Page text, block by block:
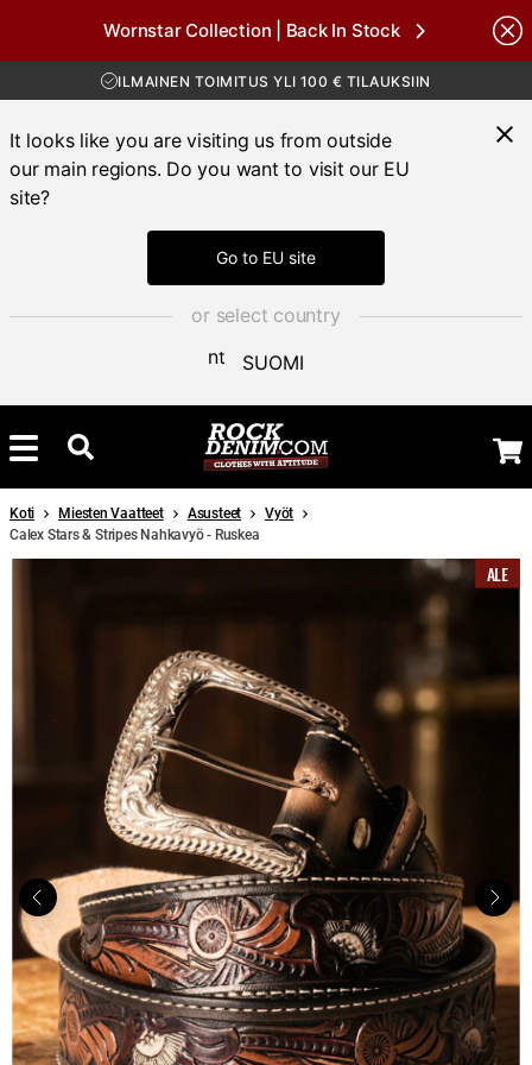
Wornstar Collection | Back In Stock
30 PÄIVÄN AVOKAUPPA
ILMAINEN TOIMITUS YLI 100 € TILAUKSIIN
It looks like you are visiting us from outside
our main regions. Do you want to visit our EU
site?
Go to EU site
or select country
SUOMI
Koti Miesten Vaatteet Asusteet
Vyöt
Calex Stars & Stripes Nahkavyö - Ruskea
ALE